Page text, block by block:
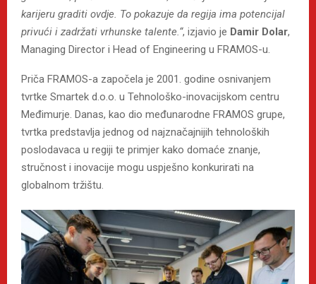
karijeru graditi ovdje. To pokazuje da regija ima potencijal
privući i zadržati vrhunske talente.“, izjavio je Damir Dolar,
Managing Director i Head of Engineering u FRAMOS-u.
Priča FRAMOS-a započela je 2001. godine osnivanjem
tvrtke Smartek d.o.o. u Tehnološko-inovacijskom centru
Međimurje. Danas, kao dio međunarodne FRAMOS grupe,
tvrtka predstavlja jednog od najznačajnijih tehnoloških
poslodavaca u regiji te primjer kako domaće znanje,
stručnost i inovacije mogu uspješno konkurirati na
globalnom tržištu.